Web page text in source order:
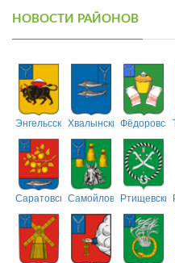
НОВОСТИ РАЙОНОВ
ЭнгельсскийХвалынский
СаратовскийСамойловскийРтищевский